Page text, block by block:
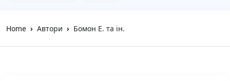
Home Автори Бомон Е. та ін.